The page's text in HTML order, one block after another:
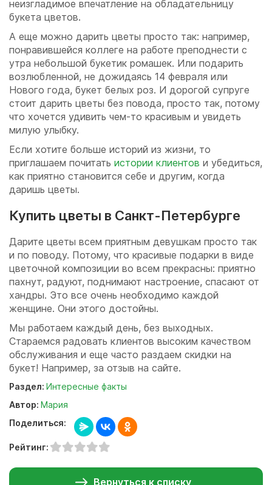
неизгладимое впечатление на обладательницу
букета цветов.
А еще можно дарить цветы просто так: например,
понравившейся коллеге на работе преподнести с
утра небольшой букетик ромашек. Или подарить
возлюбленной, не дожидаясь 14 февраля или
Нового года, букет белых роз. И дорогой супруге
стоит дарить цветы без повода, просто так, потому
что хочется удивить чем-то красивым и увидеть
милую улыбку.
Если хотите больше историй из жизни, то
приглашаем почитать истории клиентов и убедиться,
как приятно становится себе и другим, когда
даришь цветы.
Купить цветы в Санкт-Петербурге
Дарите цветы всем приятным девушкам просто так
и по поводу. Потому, что красивые подарки в виде
цветочной композиции во всем прекрасны: приятно
пахнут, радуют, поднимают настроение, спасают от
хандры. Это все очень необходимо каждой
женщине. Они этого достойны.
Мы работаем каждый день, без выходных.
Стараемся радовать клиентов высоким качеством
обслуживания и еще часто раздаем скидки на
букет! Например, за отзыв на сайте.
Раздел: Интересные факты
Автор: Мария
Поделиться:
Рейтинг:
Вернуться к списку